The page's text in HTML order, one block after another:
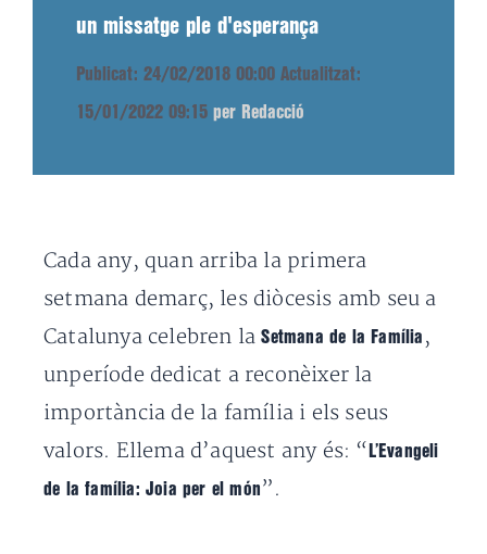
un missatge ple d'esperança
Publicat: 24/02/2018 00:00 Actualitzat:
15/01/2022 09:15 per Redacció
Cada any, quan arriba la primera
setmana demarç, les diòcesis amb seu a
Catalunya celebren laSetmana de la Família ,
unperíode dedicat a reconèixer la
importància de la família i els seus
valors. Ellema d’aquest any és: “ L’Evangeli
de la família: Joia per el món ”.